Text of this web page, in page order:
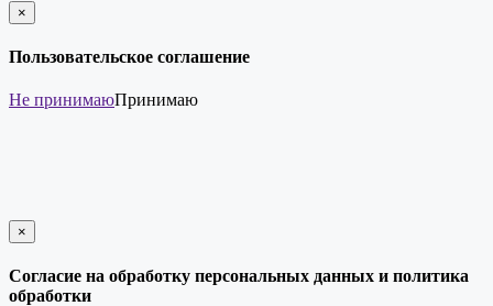
×
закрыть
Пользовательское соглашение
Не принимаюПринимаю
×
закрыть
Согласие на обработку персональных данных и политика
обработки